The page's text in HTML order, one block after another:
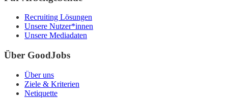
Recruiting Lösungen
Unsere Nutzer*innen
Unsere Mediadaten
Über GoodJobs
Über uns
Ziele & Kriterien
Netiquette